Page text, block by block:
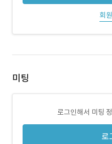
회
미팅
로그인해서 미팅
로